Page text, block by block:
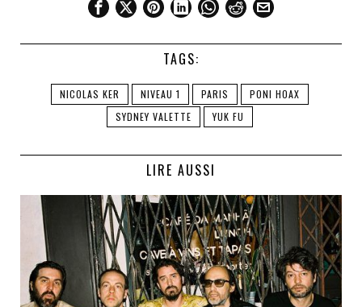
TAGS:
NICOLAS KER NIVEAU 1 PARIS
PONI HOAX
SYDNEY VALETTE
YUK FU
LIRE AUSSI